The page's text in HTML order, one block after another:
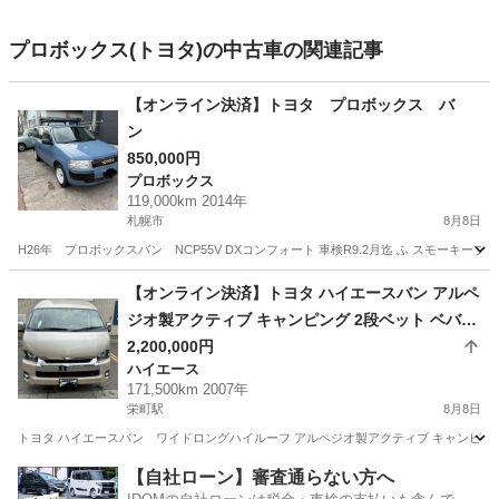
プロボックス(トヨタ)の中古車の関連記事
【オンライン決済】トヨタ プロボックス バ
ン
850,000円
プロボックス
119,000km 2014年
札幌市 8月8日
H26年 プロボックスバン NCP55V DXコンフォート 車検R9.2月迄 ふ スモーキーブ
プロボックス
【オンライン決済】トヨタ ハイエースバン アルペ
ジオ製アクティブ キャンピング 2段ベット ベバス
トFFヒーターサブバッテリ 一走行＆外部充電 4W
D
2,200,000円
ハイエース
171,500km 2007年
栄町駅 8月8日
トヨタ ハイエースバン ワイドロングハイルーフ アルペジオ製アクティブ キャンピ
北海道 札幌市 栄町駅 ハイエース
【自社ローン】審査通らない方へ